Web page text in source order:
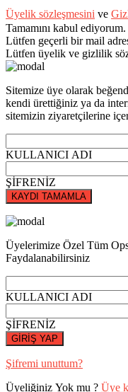
Üyelik sözleşmesini ve
Tamamını kabul ediyorum.
Lütfen geçerli bir mail
Lütfen üyelik ve gizlilik
Sitemize üye olarak
kendi ürettiğiniz ya da
sitemizin ziyaretçilerine
KULLANICI ADI
ŞİFRENİZ
KAYDI TAMAMLA
Üyelerimize Özel Tüm
Faydalanabilirsiniz
KULLANICI ADI
ŞİFRENİZ
GİRİŞ YAP
Şifremi unuttum?
Üyeliğiniz Yok mu ? Üye